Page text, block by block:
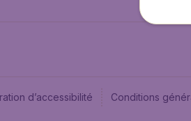
d’accessibilité Conditions